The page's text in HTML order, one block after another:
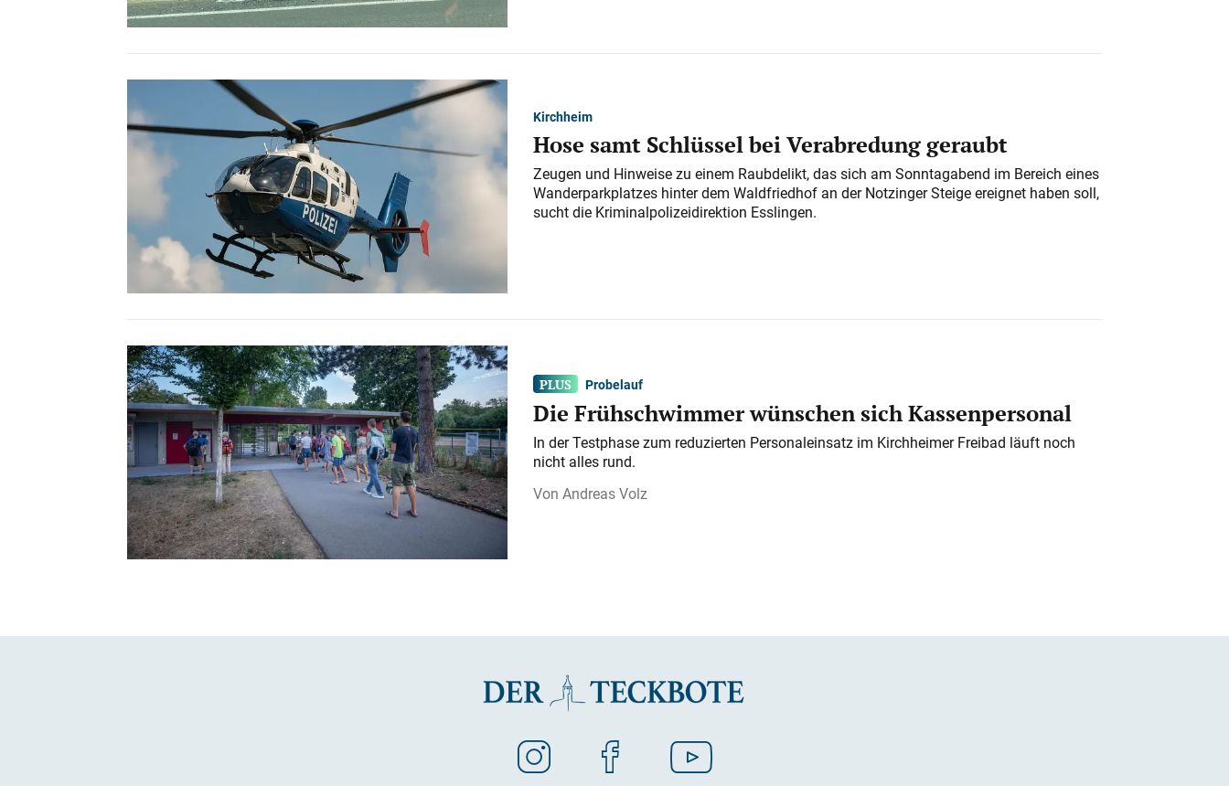
Kirchheim
Hose samt Schlüssel bei Verabredung geraubt
Zeugen und Hinweise zu einem Raubdelikt, das sich am Sonntagabend im Bereich eines
Wanderparkplatzes hinter dem Waldfriedhof an der Notzinger Steige ereignet haben soll,
sucht die Kriminalpolizeidirektion Esslingen.
Probelauf
Die Frühschwimmer wünschen sich Kassenpersonal
In der Testphase zum reduzierten Personaleinsatz im Kirchheimer Freibad läuft noch
nicht alles rund.
Andreas Volz